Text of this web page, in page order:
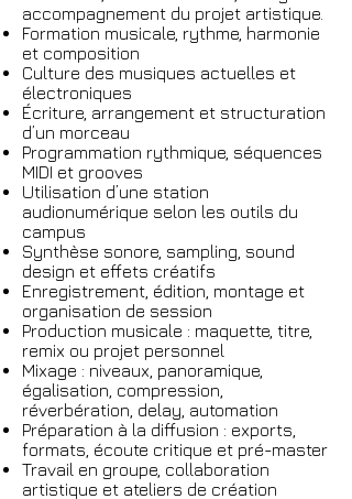
accompagnement du projet artistique.
Formation musicale, rythme, harmonie
et composition
Culture des musiques actuelles et
électroniques
Écriture, arrangement et structuration
d’un morceau
Programmation rythmique, séquences
MIDI et grooves
Utilisation d’une station
audionumérique selon les outils du
campus
Synthèse sonore, sampling, sound
design et effets créatifs
Enregistrement, édition, montage et
organisation de session
Production musicale : maquette, titre,
remix ou projet personnel
Mixage : niveaux, panoramique,
égalisation, compression,
réverbération, delay, automation
Préparation à la diffusion : exports,
formats, écoute critique et pré-master
Travail en groupe, collaboration
artistique et ateliers de création